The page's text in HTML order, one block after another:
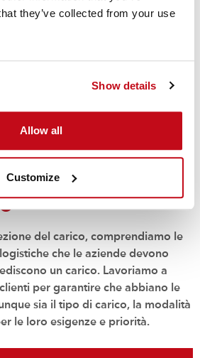
they’ve collected from your use
Show details
Allow all
Customizegiusta per
del carico, comprendiamo le
che le aziende devono
un carico. Lavoriamo a
per garantire che abbiano le
sia il tipo di carico, la modalità
le loro esigenze e priorità.